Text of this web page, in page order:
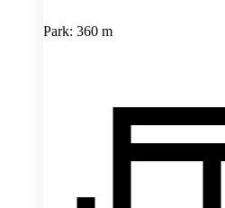
Park: 360 m